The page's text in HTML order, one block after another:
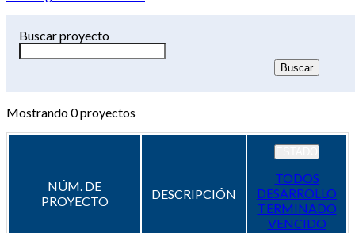
Buscar proyecto
Mostrando0proyectos
NÚM. DE
PROYECTO
DESCRIPCIÓN
TODOS
DESARROLLO
TERMINADO
VENCIDO